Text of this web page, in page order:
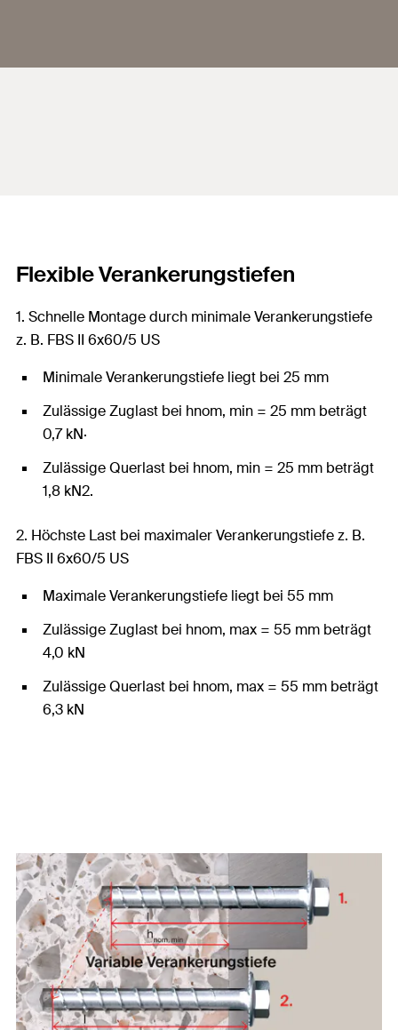
Flexible Verankerungstiefen
1. Schnelle Montage durch minimale Verankerungstiefe
z. B. FBS II 6x60/5 US
Minimale Verankerungstiefe liegt bei 25 mm
Zulässige Zuglast bei hnom, min = 25 mm beträgt
0,7 kN·
Zulässige Querlast bei hnom, min = 25 mm beträgt
1,8 kN2.
2. Höchste Last bei maximaler Verankerungstiefe z. B.
FBS II 6x60/5 US
Maximale Verankerungstiefe liegt bei 55 mm
Zulässige Zuglast bei hnom, max = 55 mm beträgt
4,0 kN
Zulässige Querlast bei hnom, max = 55 mm beträgt
6,3 kN